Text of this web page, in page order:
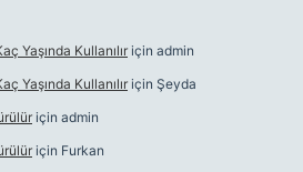
Yaşında Kullanılır için admin
Yaşında Kullanılır için Şeyda
için admin
için Furkan